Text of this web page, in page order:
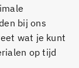
bij ons
wat je kunt
op tijd